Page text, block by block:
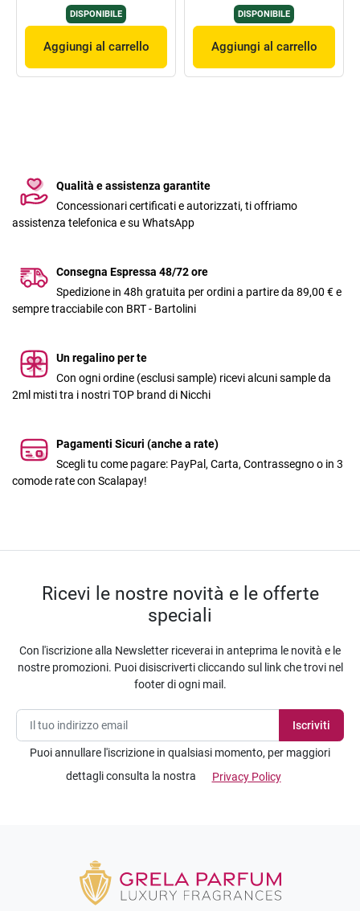
DISPONIBILE
Aggiungi al carrello
DISPONIBILE
Aggiungi al carrello
Qualità e assistenza garantite
Concessionari certificati e autorizzati, ti offriamo
assistenza telefonica e su WhatsApp
Consegna Espressa 48/72 ore
Spedizione in 48h gratuita per ordini a partire da 89,00 € e
sempre tracciabile con BRT - Bartolini
Un regalino per te
Con ogni ordine (esclusi sample) ricevi alcuni sample da
2ml misti tra i nostri TOP brand di Nicchi
Pagamenti Sicuri (anche a rate)
Scegli tu come pagare: PayPal, Carta, Contrassegno o in 3
comode rate con Scalapay!
Ricevi le nostre novità e le offerte
speciali
Con l'iscrizione alla Newsletter riceverai in anteprima le novità e le
nostre promozioni. Puoi disiscriverti cliccando sul link che trovi nel
footer di ogni mail.
Puoi annullare l'iscrizione in qualsiasi momento, per maggiori
dettagli consulta la nostra
Privacy Policy